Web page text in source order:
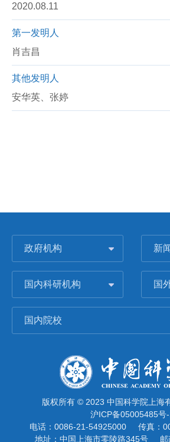
2020.08.11
第一发明人
肖吉昌
其他发明人
安华英、张婷
政府机构 新
国内科研机构 国
国内院校
版权所有 © 2023 中国科学院上海
沪ICP备05005485号-
电话：0086-21-54925000
传真：
地址：中国上海市零陵路345号